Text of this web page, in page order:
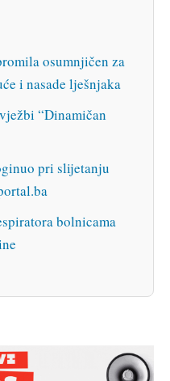
osumnjičen za
i nasade lješnjaka
“Dinamičan
pri slijetanju
bolnicama